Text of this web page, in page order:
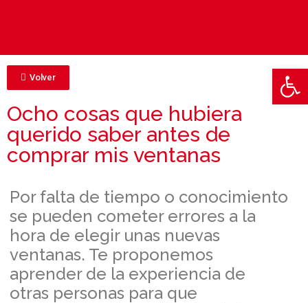
Volver
Ocho cosas que hubiera
querido saber antes de
comprar mis ventanas
Por falta de tiempo o conocimiento
se pueden cometer errores a la
hora de elegir unas nuevas
ventanas. Te proponemos
aprender de la experiencia de
otras personas para que
Abrir